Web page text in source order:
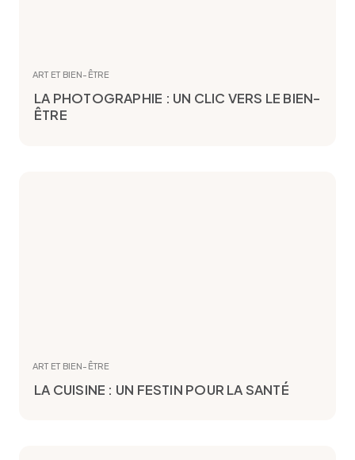
ART ET BIEN-ÊTRE
LA PHOTOGRAPHIE : UN CLIC VERS LE BIEN-
ÊTRE
ART ET BIEN-ÊTRE
LA CUISINE : UN FESTIN POUR LA SANTÉ